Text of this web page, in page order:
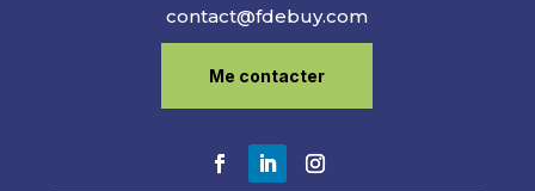
contact@fdebuy.com
Me contacter